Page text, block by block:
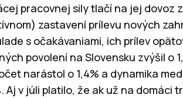
pracovnej sily tlačí na jej dovoz
zastavení prílevu nových
s očakávaniami, ich prílev
povolení na Slovensku zvýšil o
narástol o 1,4% a dynamika
Aj v júli platilo, že ak už na domáci